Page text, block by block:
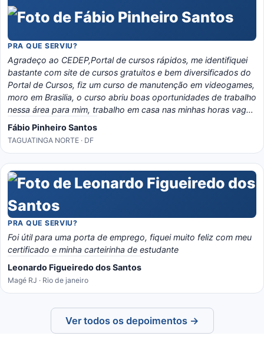
PRA QUE SERVIU?
Agradeço ao CEDEP,Portal de cursos rápidos, me identifiquei
bastante com site de cursos gratuitos e bem diversificados do
Portal de Cursos, fiz um curso de manutenção em videogames,
moro em Brasilia, o curso abriu boas oportunidades de trabalho
nessa área para mim, trabalho em casa nas minhas horas vagas
e o material é bem eladorado, separado por temas e matérias,
recomendo o portal, é instrutivo e traz conhecimento certo!
Fábio Pinheiro Santos
TAGUATINGA NORTE · DF
PRA QUE SERVIU?
Foi útil para uma porta de emprego, fiquei muito feliz com meu
certificado e minha carteirinha de estudante
Leonardo Figueiredo dos Santos
Magé RJ · Rio de janeiro
Ver todos os depoimentos →